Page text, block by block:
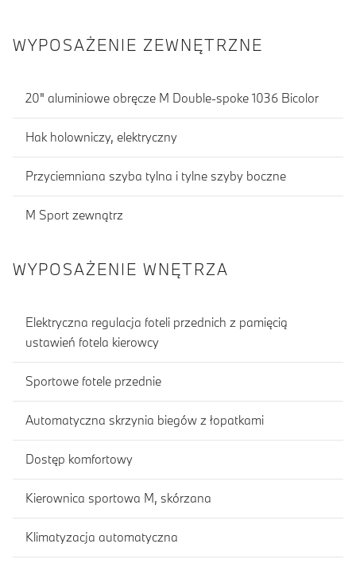
WYPOSAŻENIE ZEWNĘTRZNE
20" aluminiowe obręcze M Double-spoke 1036 Bicolor
Hak holowniczy, elektryczny
Przyciemniana szyba tylna i tylne szyby boczne
M Sport zewnątrz
WYPOSAŻENIE WNĘTRZA
Elektryczna regulacja foteli przednich z pamięcią
ustawień fotela kierowcy
Sportowe fotele przednie
Automatyczna skrzynia biegów z łopatkami
Dostęp komfortowy
Kierownica sportowa M, skórzana
Klimatyzacja automatyczna